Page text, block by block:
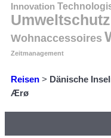
Innovation
Umweltschutz
Wohnaccessoires
Zeitmanagement
Reisen > Dänische
Ærø